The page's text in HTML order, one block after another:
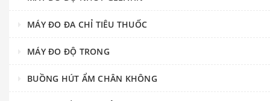
MÁY ĐO ĐA CHỈ TIÊU THUỐC
MÁY ĐO ĐỘ TRONG
BUỒNG HÚT ẨM CHÂN KHÔNG